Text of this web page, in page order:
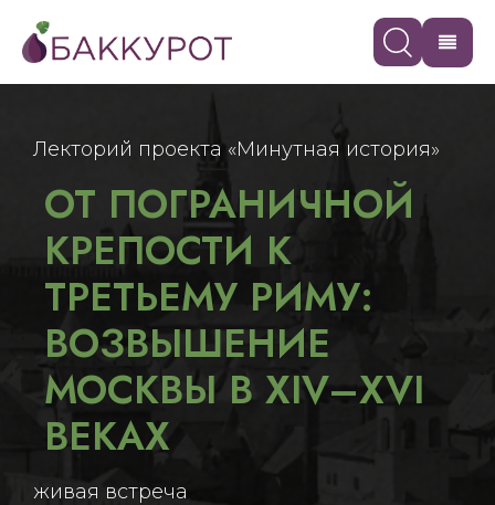
Лекторий проекта «Минутная история»
ОТ ПОГРАНИЧНОЙ
КРЕПОСТИ К
ТРЕТЬЕМУ РИМУ:
ВОЗВЫШЕНИЕ
МОСКВЫ В XIV–XVI
ВЕКАХ
живая встреча